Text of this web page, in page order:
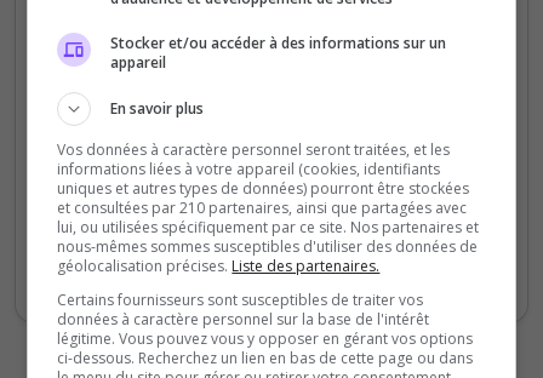
Staff du serveur
Ambiance
Disponibilité
Une aventure que je n'oublierai jamais.
Superbe ambiance, un staff disponible, à
l'écoute, toujours présent. Venez ici pour
passer d'excellents moments de jeu. Bravo
et merci pour tout.
Stocker et/ou accéder à des informations sur un
appareil
En savoir plus
Vos données à caractère personnel seront traitées, et les
informations liées à votre appareil (cookies, identifiants
uniques et autres types de données) pourront être stockées
et consultées par 210 partenaires, ainsi que partagées avec
lui, ou utilisées spécifiquement par ce site. Nos partenaires et
nous-mêmes sommes susceptibles d'utiliser des données de
géolocalisation précises. Liste des partenaires.
Certains fournisseurs sont susceptibles de traiter vos
données à caractère personnel sur la base de l'intérêt
légitime. Vous pouvez vous y opposer en gérant vos options
ci-dessous. Recherchez un lien en bas de cette page ou dans